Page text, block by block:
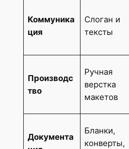
Коммуника
ция
Слоган и
тексты
Производс
тво
Ручная
верстка
макетов
Документа
Бланки,
конверты,